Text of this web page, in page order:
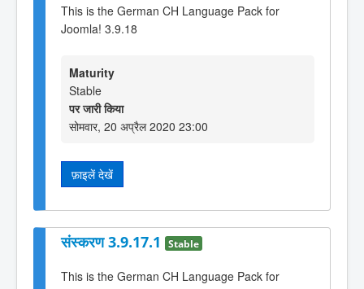
This is the German CH Language Pack for
Joomla! 3.9.18
Maturity
Stable
पर जारी किया
सोमवार, 20 अप्रैल 2020 23:00
फ़ाइलें देखें
संस्करण 3.9.17.1 Stable
This is the German CH Language Pack for